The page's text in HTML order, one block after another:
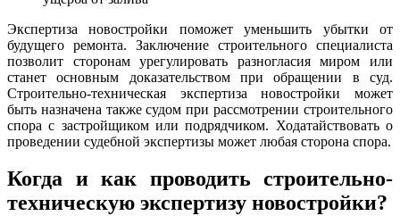
Экспертиза новостройки поможет уменьшить убытки от
будущего ремонта. Заключение строительного специалиста
позволит сторонам урегулировать разногласия миром или
станет основным доказательством при обращении в суд.
Строительно-техническая экспертиза новостройки может
быть назначена также судом при рассмотрении строительного
спора с застройщиком или подрядчиком. Ходатайствовать о
проведении судебной экспертизы может любая сторона спора.
Когда и как проводить строительно-
техническую экспертизу новостройки?